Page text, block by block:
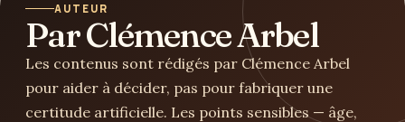
AUTEUR
Par Clémence Arbel
Les contenus sont rédigés par Clémence Arbel
pour aider à décider, pas pour fabriquer une
certitude artificielle. Les points sensibles — âge,